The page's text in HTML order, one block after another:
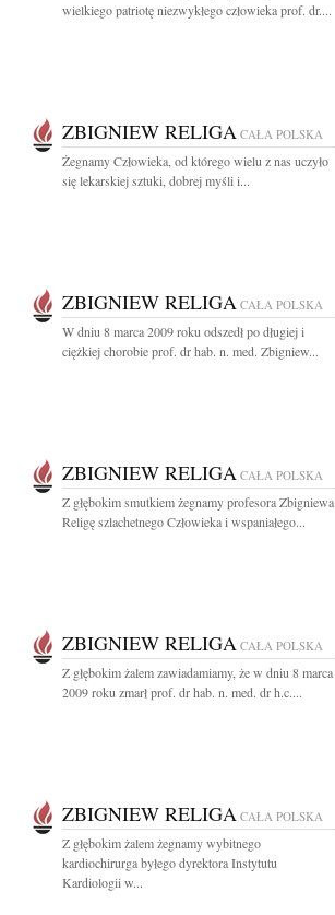
wielkiego patriotę niezwykłego człowieka prof. dr....
ZBIGNIEW RELIGA CAŁA POLSKA
Żegnamy Człowieka, od którego wielu z nas uczyło
się lekarskiej sztuki, dobrej myśli i...
ZBIGNIEW RELIGA CAŁA POLSKA
W dniu 8 marca 2009 roku odszedł po długiej i
ciężkiej chorobie prof. dr hab. n. med. Zbigniew...
ZBIGNIEW RELIGA CAŁA POLSKA
Z głębokim smutkiem żegnamy profesora Zbigniewa
Religę szlachetnego Człowieka i wspaniałego...
ZBIGNIEW RELIGA CAŁA POLSKA
Z głębokim żalem zawiadamiamy, że w dniu 8 marca
2009 roku zmarł prof. dr hab. n. med. dr h.c....
ZBIGNIEW RELIGA CAŁA POLSKA
Z głębokim żalem żegnamy wybitnego
kardiochirurga byłego dyrektora Instytutu
Kardiologii w...